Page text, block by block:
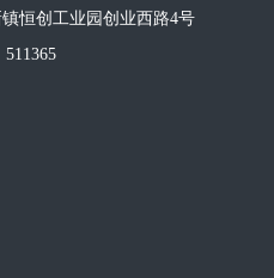
恒创工业园创业西路4号
511365